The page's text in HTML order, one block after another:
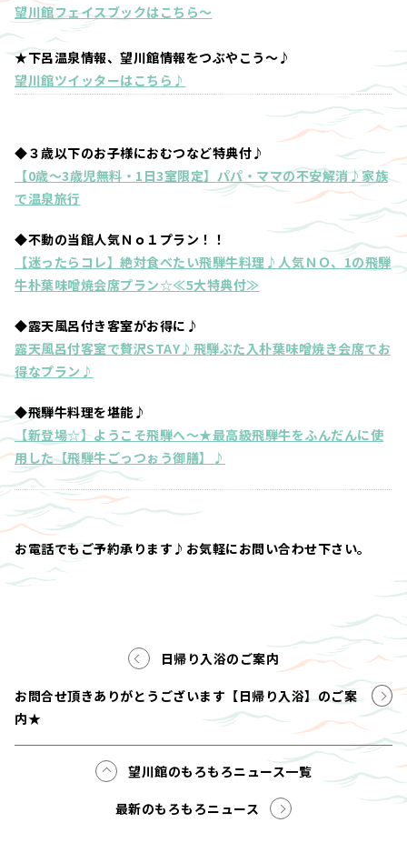
望川館フェイスブックはこちら～
★下呂温泉情報、望川館情報をつぶやこう～♪
望川館ツイッターはこちら♪
◆３歳以下のお子様におむつなど特典付♪
【0歳～3歳児無料・1日3室限定】パパ・ママの不安解消♪家族
で温泉旅行
◆不動の当館人気Ｎｏ１プラン！！
【迷ったらコレ】絶対食べたい飛騨牛料理♪人気ＮＯ、1の飛騨
牛朴葉味噌焼会席プラン☆≪5大特典付≫
◆露天風呂付き客室がお得に♪
露天風呂付客室で贅沢STAY♪飛騨ぶた入朴葉味噌焼き会席でお
得なプラン♪
◆飛騨牛料理を堪能♪
【新登場☆】ようこそ飛騨へ～★最高級飛騨牛をふんだんに使
用した【飛騨牛ごっつぉう御膳】♪
お電話でもご予約承ります♪お気軽にお問い合わせ下さい。
日帰り入浴のご案内
お問合せ頂きありがとうございます【日帰り入浴】のご案
内★
望川館のもろもろニュース一覧
最新のもろもろニュース